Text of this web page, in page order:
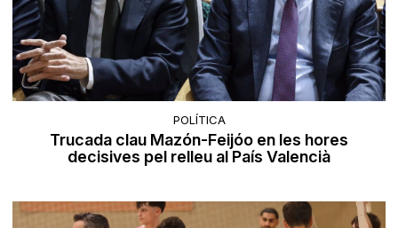
POLÍTICA
Trucada clau Mazón-Feijóo en les hores
decisives pel relleu al País Valencià